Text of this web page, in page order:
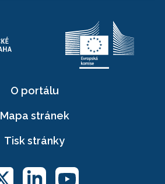
O portálu
Mapa stránek
Tisk stránky